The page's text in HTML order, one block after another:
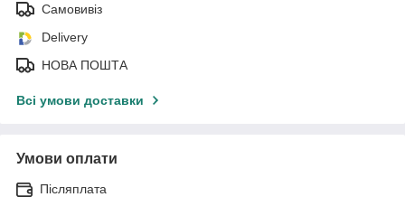
Самовивіз
Delivery
НОВА ПОШТА
Всі умови доставки
Умови оплати
Післяплата